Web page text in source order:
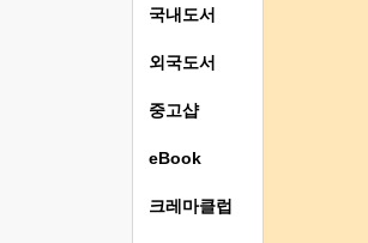
국내도서
외국도서
중고샵
eBook
크레마클럽